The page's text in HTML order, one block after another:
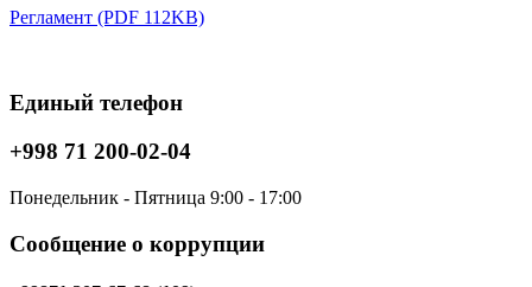
Регламент (PDF 112KB)
Единый телефон
+998 71 200-02-04
Понедельник - Пятница 9:00 - 17:00
Сообщение о коррупции